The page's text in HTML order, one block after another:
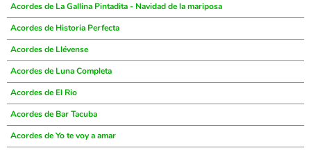
Acordes de La Gallina Pintadita - Navidad de la mariposa
Acordes de Historia Perfecta
Acordes de Llévense
Acordes de Luna Completa
Acordes de El Rio
Acordes de Bar Tacuba
Acordes de Yo te voy a amar